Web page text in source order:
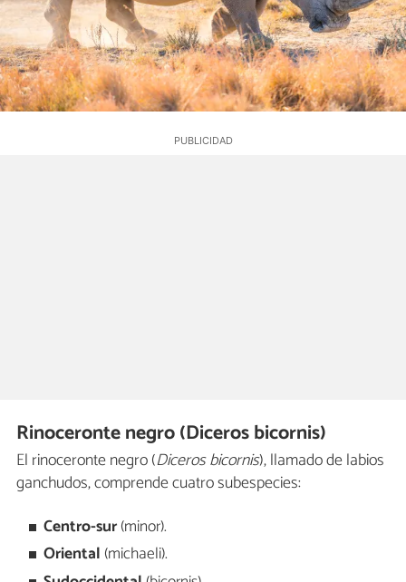
Rinoceronte negro (Diceros bicornis)
El rinoceronte negro (Diceros bicornis), llamado de labios
ganchudos, comprende cuatro subespecies:
Centro-sur(minor).
Oriental (michaeli).